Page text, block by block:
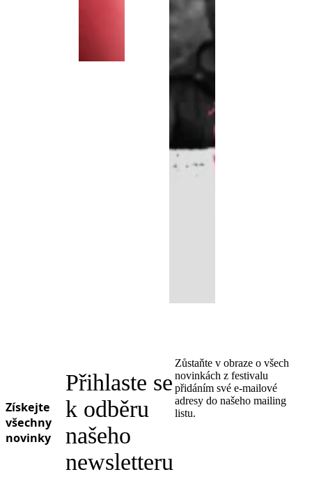
Získejte
všechny
novinky
Přihlaste se
k odběru
našeho
newsletteru
Zůstaňte v obraze o všech
novinkách z festivalu
přidáním své e-mailové
adresy do našeho mailing
listu.